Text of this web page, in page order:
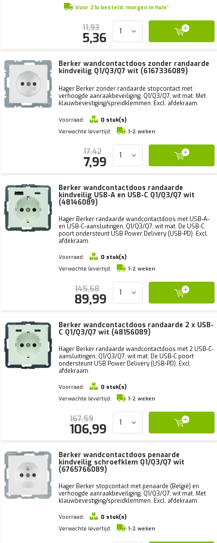
Voor 21u besteld, morgen in huis*
11,93
5,36
Berker wandcontactdoos zonder randaarde
kindveilig Q1/Q3/Q7 wit (6167336089)
Hager Berker zonder randaarde stopcontact met
verhoogde aanraakbeveiliging, Q1/Q3/Q7, wit mat. Met
klauwbevestiging/spreidklemmen. Excl. afdekraam.
Voorraad:
0 stuk(s)
Verwachte levertijd:
1-2 weken
17,42
7,99
Berker wandcontactdoos randaarde
kindveilig USB-A en USB-C Q1/Q3/Q7 wit
(48146089)
Hager Berker randaarde wandcontactdoos met USB-A-
en USB-C-aansluitingen, Q1/Q3/Q7, wit mat. De USB-C
poort ondersteunt USB Power Delivery (USB-PD). Excl.
afdekraam.
Voorraad:
0 stuk(s)
Verwachte levertijd:
1-2 weken
145,68
89,99
Berker wandcontactdoos randaarde 2 x USB-
C Q1/Q3/Q7 wit (48156089)
Hager Berker randaarde wandcontactdoos met 2 USB-C-
aansluitingen, Q1/Q3/Q7, wit mat. De USB-C poort
ondersteunt USB Power Delivery (USB-PD). Excl.
afdekraam.
Voorraad:
0 stuk(s)
Verwachte levertijd:
1-2 weken
167,59
106,99
Berker wandcontactdoos penaarde
kindveilig schroefklem Q1/Q3/Q7 wit
(6765766089)
Hager Berker stopcontact met penaarde (België) en
verhoogde aanraakbeveiliging, Q1/Q3/Q7, wit mat. Met
klauwbevestiging/spreidklemmen. Excl. afdekraam.
Voorraad:
0 stuk(s)
Verwachte levertijd:
1-2 weken